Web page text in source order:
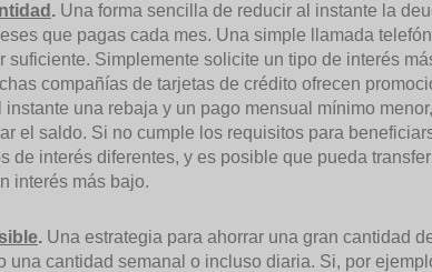
. Una forma sencilla de reducir al instante la
que pagas cada mes. Una simple llamada
suficiente. Simplemente solicite un tipo de interés
compañías de tarjetas de crédito ofrecen
instante una rebaja y un pago mensual mínimo
el saldo. Si no cumple los requisitos para
de interés diferentes, y es posible que pueda
interés más bajo.
. Una estrategia para ahorrar una gran cantidad
una cantidad semanal o incluso diaria. Si, por